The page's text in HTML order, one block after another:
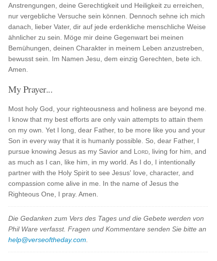
Anstrengungen, deine Gerechtigkeit und Heiligkeit zu erreichen,
nur vergebliche Versuche sein können. Dennoch sehne ich mich
danach, lieber Vater, dir auf jede erdenkliche menschliche Weise
ähnlicher zu sein. Möge mir deine Gegenwart bei meinen
Bemühungen, deinen Charakter in meinem Leben anzustreben,
bewusst sein. Im Namen Jesu, dem einzig Gerechten, bete ich.
Amen.
My Prayer...
Most holy God, your righteousness and holiness are beyond me.
I know that my best efforts are only vain attempts to attain them
on my own. Yet I long, dear Father, to be more like you and your
Son in every way that it is humanly possible. So, dear Father, I
pursue knowing Jesus as my Savior and Lord , living for him, and
as much as I can, like him, in my world. As I do, I intentionally
partner with the Holy Spirit to see Jesus' love, character, and
compassion come alive in me. In the name of Jesus the
Righteous One, I pray. Amen.
Die Gedanken zum Vers des Tages und die Gebete werden von
Phil Ware verfasst. Fragen und Kommentare senden Sie bitte an
help@verseoftheday.com